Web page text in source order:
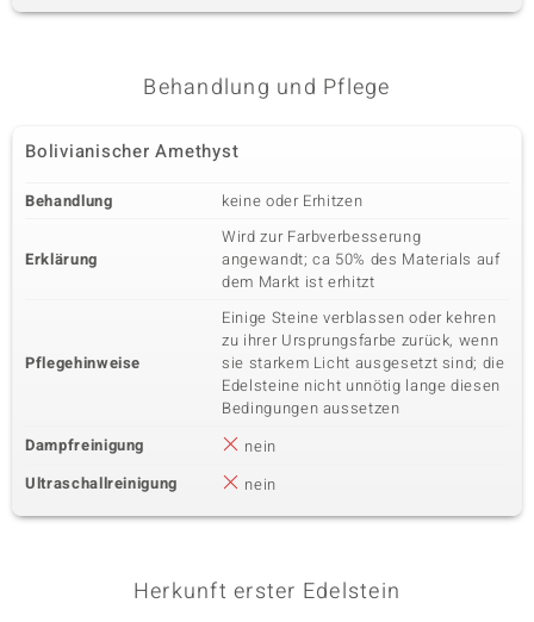
Behandlung und Pflege
Bolivianischer Amethyst
Behandlung keine oder Erhitzen
Erklärung
Wird zur Farbverbesserung
angewandt; ca 50% des Materials auf
dem Markt ist erhitzt
Pflegehinweise
Einige Steine verblassen oder kehren
zu ihrer Ursprungsfarbe zurück, wenn
sie starkem Licht ausgesetzt sind; die
Edelsteine nicht unnötig lange diesen
Bedingungen aussetzen
Dampfreinigung
nein
Ultraschallreinigung
nein
Herkunft erster Edelstein